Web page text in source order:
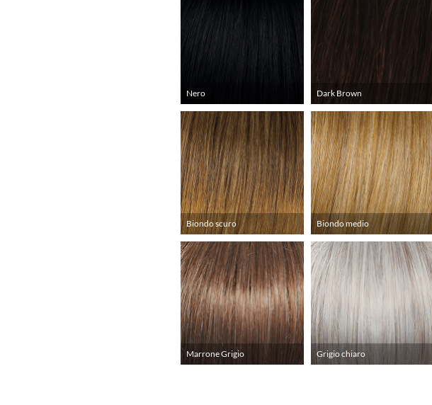
Nero Dark Brown
Biondo scuro Biondo medio
Marrone Grigio Grigio chiaro